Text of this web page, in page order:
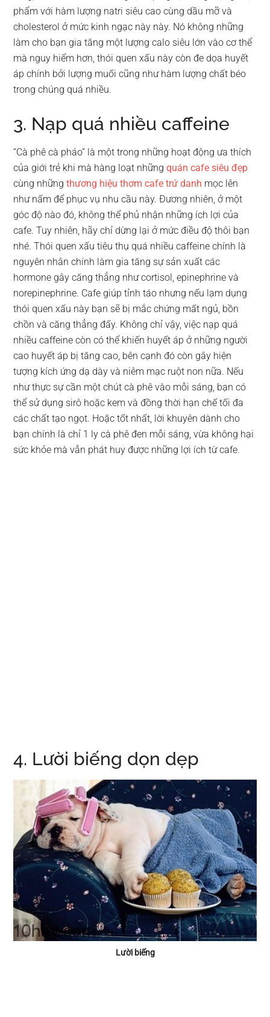
phẩm với hàm lượng natri siêu cao cùng dầu mỡ và
cholesterol ở mức kinh ngạc này này. Nó không những
làm cho bạn gia tăng một lượng calo siêu lớn vào cơ thể
mà nguy hiểm hơn, thói quen xấu này còn đe dọa huyết
áp chính bởi lượng muối cũng như hàm lượng chất béo
trong chúng quá nhiều.
3. Nạp quá nhiều caffeine
“Cà phê cà pháo” là một trong những hoạt động ưa thích
của giới trẻ khi mà hàng loạt nhữngquán cafe siêu đẹp
cùng nhữngthương hiệu thơm cafe trứ danh mọc lên
như nấm để phục vụ nhu cầu này. Đương nhiên, ở một
góc độ nào đó, không thể phủ nhận những ích lợi của
cafe. Tuy nhiên, hãy chỉ dừng lại ở mức điều độ thôi bạn
nhé. Thói quen xấu tiêu thụ quá nhiều caffeine chính là
nguyên nhân chính làm gia tăng sự sản xuất các
hormone gây căng thẳng như cortisol, epinephrine và
norepinephrine. Cafe giúp tỉnh táo nhưng nếu lạm dụng
thói quen xấu này bạn sẽ bị mắc chứng mất ngủ, bồn
chồn và căng thẳng đấy. Không chỉ vậy, việc nạp quá
nhiều caffeine còn có thể khiến huyết áp ở những người
cao huyết áp bị tăng cao, bên cạnh đó còn gây hiện
tượng kích ứng dạ dày và niêm mạc ruột non nữa. Nếu
như thực sự cần một chút cà phê vào mỗi sáng, bạn có
thể sử dụng sirô hoặc kem và đồng thời hạn chế tối đa
các chất tạo ngọt. Hoặc tốt nhất, lời khuyên dành cho
bạn chính là chỉ 1 ly cà phê đen mỗi sáng, vừa không hại
sức khỏe mà vẫn phát huy được những lợi ích từ cafe.
4. Lười biếng dọn dẹp
Lười biếng